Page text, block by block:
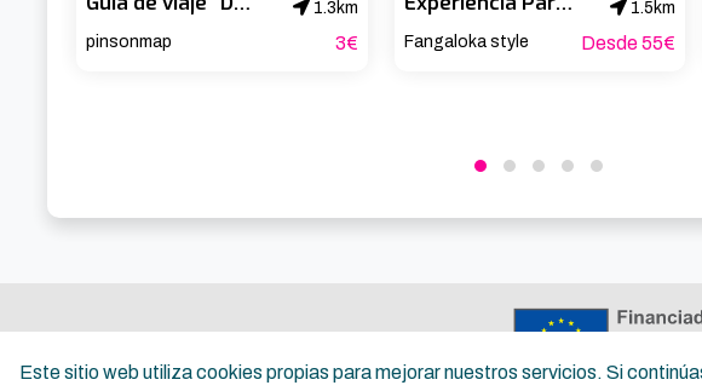
Este sitio web utiliza cookies propias para mejorar nuestros servicios. Si
1.3km
pinsonmap
3€
1.5km
Fangaloka style
Desde 55€